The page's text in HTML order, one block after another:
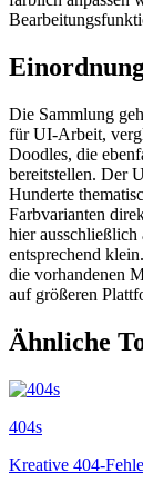
Die Sammlung
für UI-Arbeit,
Doodles, die
bereitstellen. Der
Hunderte
Farbvarianten
hier
entsprechend
die vorhandenen
auf größeren
Ähnliche
404s
Kreative 404-